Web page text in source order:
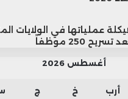
عملياتها في الولايات
250 موظفاً
أغسطس 2026
أرب خ ج